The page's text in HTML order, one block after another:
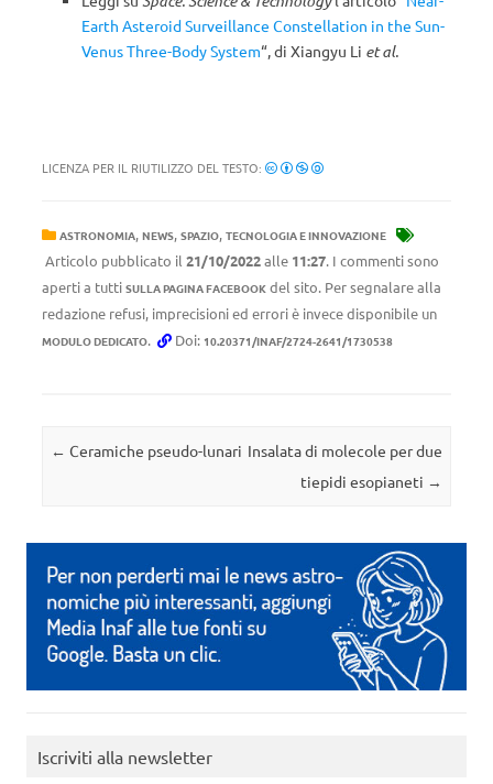
Earth Asteroid Surveillance Constellation in the Sun-
Venus Three-Body System“, di Xiangyu Li et al.
LICENZA PER IL RIUTILIZZO DEL TESTO:
ASTRONOMIA, NEWS, SPAZIO, TECNOLOGIA E INNOVAZIONE
Articolo pubblicato il 21/10/2022alle 11:27. I commenti sono
aperti a tutti SULLA PAGINA FACEBOOK del sito. Per segnalare alla
redazione refusi, imprecisioni ed errori è invece disponibile un
MODULO DEDICATO. Doi: 10.20371/INAF/2724-2641/1730538
Navigazione articolo
← Ceramiche pseudo-lunari Insalata di molecole per due
tiepidi esopianeti →
Iscriviti alla newsletter